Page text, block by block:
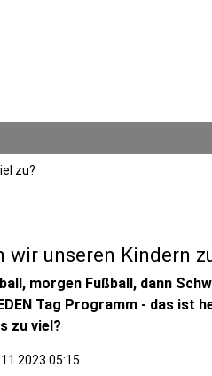
zu?
wir unseren Kindern
morgen Fußball, dann
Tag Programm - das ist
zu viel?
05:15